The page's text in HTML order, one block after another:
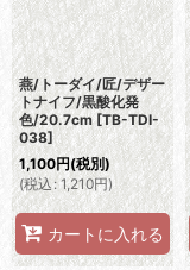
燕/トーダイ/匠/デザー
トナイフ/黒酸化発
色/20.7cm [TB-TDI-
038]
1,100円(税別)
(税込 : 1,210円)
カートに入れる